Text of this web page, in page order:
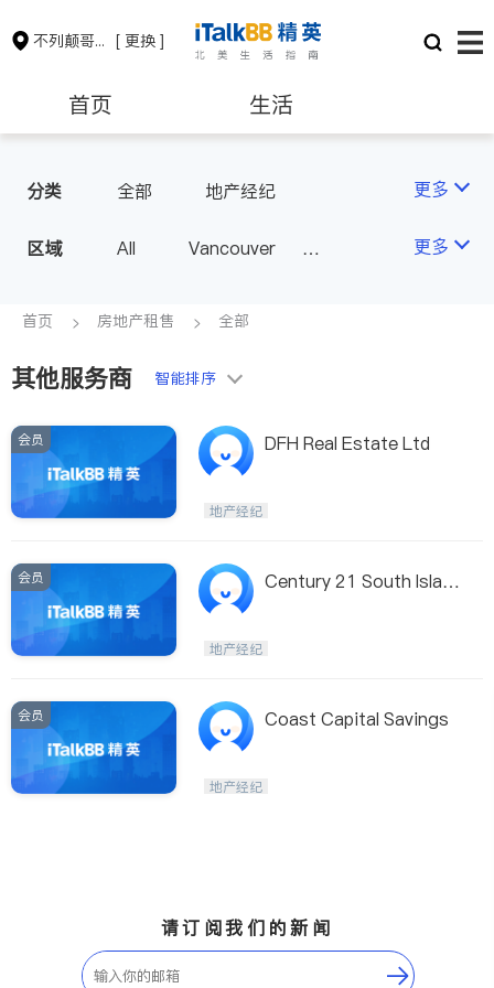
不列颠哥伦比亚省 [ 更换 ]
首页 生活
保险理财 房地产租售
会计师 建筑装修
分类 全部 地产经纪 更多
区域 All
Vancouver
Surrey
Coquitlam
Port Coquitlam
New Westminster
Langley
Port Moody
Maple Ridge
BC - Other Cities
更多
首页 房地产租售 全部
其他服务商 智能排序
会员 DFH Real Estate Ltd
地产经纪
会员
Century 21 South Islan
地产经纪
会员 Coast Capital Savings
地产经纪
请订阅我们的新闻